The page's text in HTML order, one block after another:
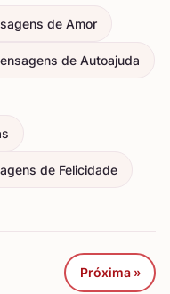
de Amor
de Autoajuda
de Felicidade
Próxima »